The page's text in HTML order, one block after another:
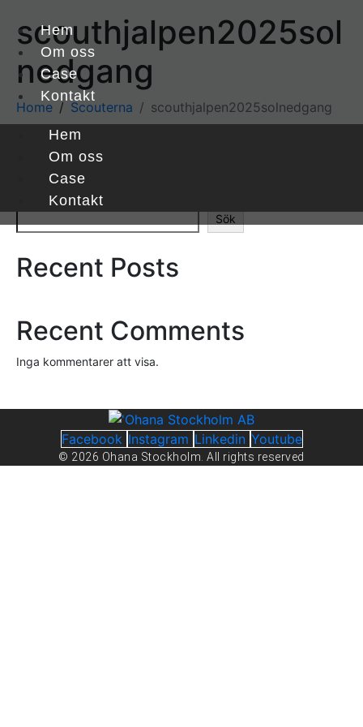
Hem
Om oss
Case
Kontakt
Hem
Om oss
Case
Kontakt
scouthjalpen2025sol
nedgang
Home Scouterna scouthjalpen2025solnedgang
Sök
Recent Posts
Recent Comments
Inga kommentarer att visa.
Facebook Instagram Linkedin Youtube
© 2026 Ohana Stockholm. All rights reserved